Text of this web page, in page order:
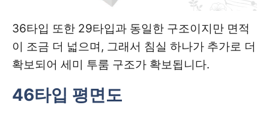
36타입 또한 29타입과 동일한 구조이지만 면적
이 조금 더 넓으며, 그래서 침실 하나가 추가로 더
확보되어 세미 투룸 구조가 확보됩니다.
46타입 평면도